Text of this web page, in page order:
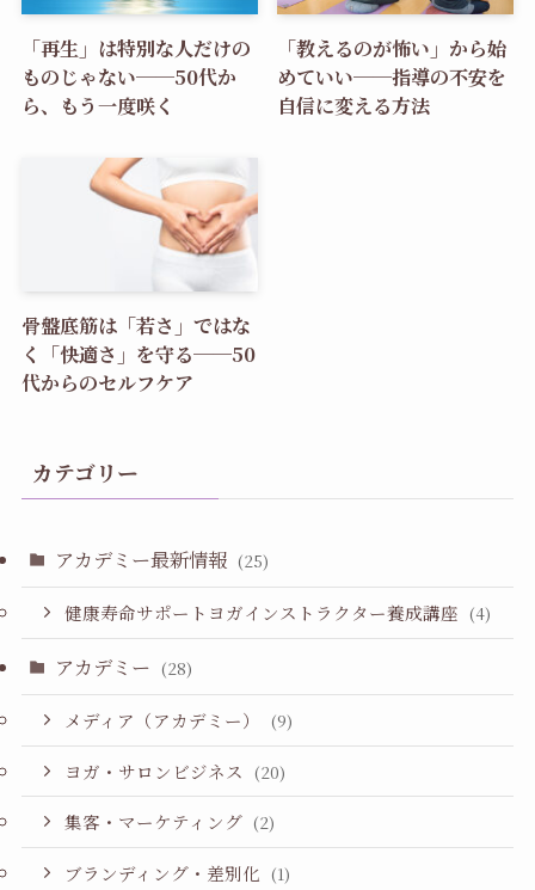
「再生」は特別な人だけの
ものじゃない──50代か
ら、もう一度咲く
「教えるのが怖い」から始
めていい──指導の不安を
自信に変える方法
骨盤底筋は「若さ」ではな
く「快適さ」を守る──50
代からのセルフケア
カテゴリー
アカデミー最新情報 (25)
健康寿命サポートヨガインストラクター養成講座 (4)
アカデミー (28)
メディア（アカデミー） (9)
ヨガ・サロンビジネス (20)
集客・マーケティング (2)
ブランディング・差別化 (1)